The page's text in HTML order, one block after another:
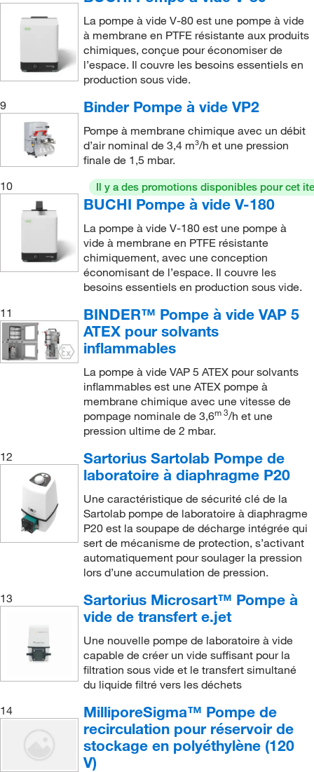
60 L/min.
(2)
63 L/min.
(1)
65 L/min. (2)
7.0 m
(1)
77 L/min.
(1)
85 L/min. (2)
9 m³/h.
Non mesuré(1)
Variable
52,5 torr
(1)
52,5 torr (sans lest de gaz)(2)
6 torr(4)
68 torr
7 Mbar
75 Torr (100 mbar)(4)
75 torr
79 Torr(1)
8 torr(2)
813 mbar (24 po. Hg)(2)
9 Torr (12 mbar)(2)
97,5 torr
(1)
2x10-3torr
(8)
Pression ultime : 60 torr (1)
Sans ballast de gaz - 5,3 Torr; avec ballast de gaz
(1)
La pompe à vide V-80 est une pompe à vide
à membrane en PTFE résistante aux produits
chimiques, conçue pour économiser de
l’espace. Il couvre les besoins essentiels en
production sous vide.
9
Binder Pompe à vide VP2
Pompe à membrane chimique avec un débit
d’air nominal de 3,4 m³/h et une pression
finale de 1,5 mbar.
10
Il y a des promotions disponibles pour cet
BUCHI Pompe à vide V-180
La pompe à vide V-180 est une pompe à
vide à membrane en PTFE résistante
chimiquement, avec une conception
économisant de l’espace. Il couvre les
besoins essentiels en production sous vide.
11
BINDER™ Pompe à vide VAP 5
ATEX pour solvants
inflammables
La pompe à vide VAP 5 ATEX pour solvants
inflammables est une ATEX pompe à
membrane chimique avec une vitesse de
pompage nominale de 3,6m 3/h et une
pression ultime de 2 mbar.
12
Sartorius Sartolab Pompe de
laboratoire à diaphragme P20
Une caractéristique de sécurité clé de la
Sartolab pompe de laboratoire à diaphragme
P20 est la soupape de décharge intégrée qui
sert de mécanisme de protection, s’activant
automatiquement pour soulager la pression
lors d’une accumulation de pression.
13
Sartorius Microsart™ Pompe à
vide de transfert e.jet
Une nouvelle pompe de laboratoire à vide
capable de créer un vide suffisant pour la
filtration sous vide et le transfert simultané
du liquide filtré vers les déchets
14
MilliporeSigma™ Pompe de
recirculation pour réservoir de
stockage en polyéthylène (120
V)